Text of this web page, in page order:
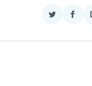
Zdieľať
Twitter